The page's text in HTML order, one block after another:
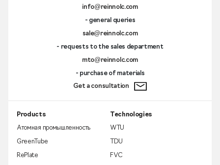
info@reinnolc.com
- general queries
sale@reinnolc.com
- requests to the sales department
mto@reinnolc.com
- purchase of materials
Get a consultation
Products
Атомная промышленность
GreenTube
RePlate
Technologies
WTU
TDU
FVC